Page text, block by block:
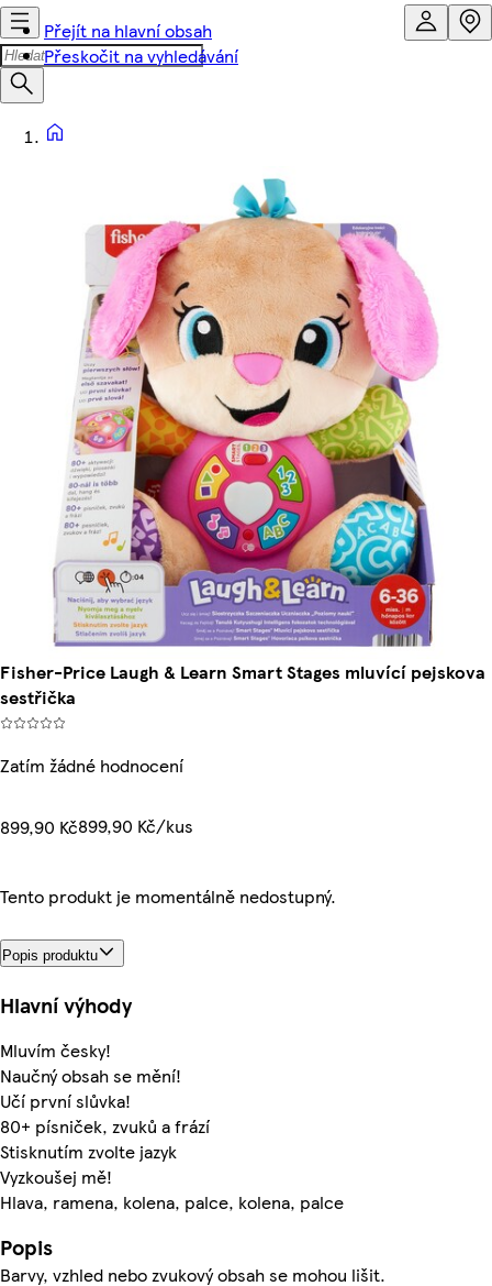
Přejít na hlavní obsah
Přeskočit na vyhledávání
Fisher-Price Laugh & Learn Smart Stages mluvící pejskova
sestřička
Zatím žádné hodnocení
899,90 Kč899,90 Kč/kus
Tento produkt je momentálně nedostupný.
Popis produktu
Hlavní výhody
Mluvím česky!
Naučný obsah se mění!
Učí první slůvka!
80+ písniček, zvuků a frází
Stisknutím zvolte jazyk
Vyzkoušej mě!
Hlava, ramena, kolena, palce, kolena, palce
Popis
Barvy, vzhled nebo zvukový obsah se mohou lišit.